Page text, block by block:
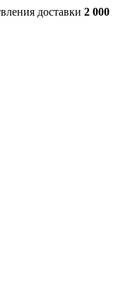
доставки 2 000